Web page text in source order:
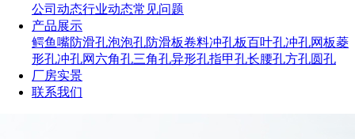
公司动态行业动态常见问题
产品展示
鳄鱼嘴防滑孔泡泡孔防滑板卷料冲孔板百叶孔冲孔网板菱
形孔冲孔网 六角孔三角孔异形孔指甲孔长腰孔方孔圆孔
厂房实景
联系我们